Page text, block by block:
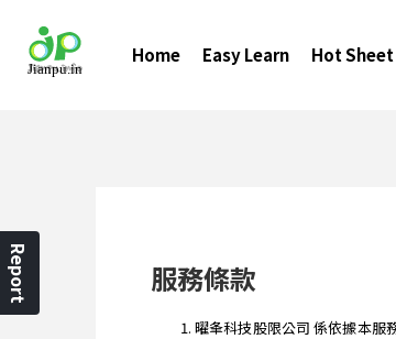
Home Easy Learn Hot Sheet
服務條款
曜夆科技股限公司 係依據本服
Report